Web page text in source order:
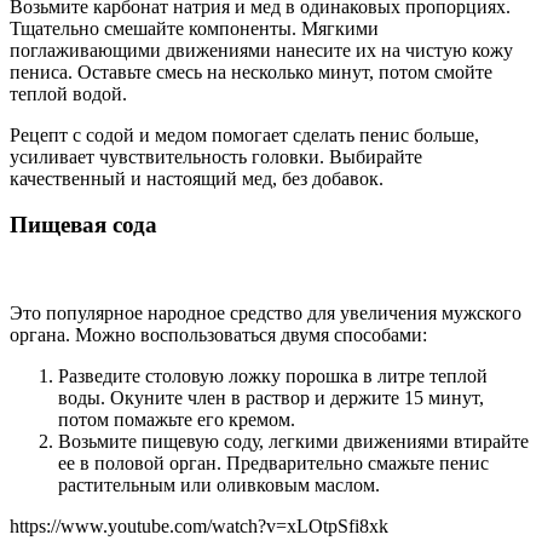
Возьмите карбонат натрия и мед в одинаковых пропорциях.
Тщательно смешайте компоненты. Мягкими
поглаживающими движениями нанесите их на чистую кожу
пениса. Оставьте смесь на несколько минут, потом смойте
теплой водой.
Рецепт с содой и медом помогает сделать пенис больше,
усиливает чувствительность головки. Выбирайте
качественный и настоящий мед, без добавок.
Пищевая сода
Это популярное народное средство для увеличения мужского
органа. Можно воспользоваться двумя способами:
Разведите столовую ложку порошка в литре теплой
воды. Окуните член в раствор и держите 15 минут,
потом помажьте его кремом.
Возьмите пищевую соду, легкими движениями втирайте
ее в половой орган. Предварительно смажьте пенис
растительным или оливковым маслом.
https://www.youtube.com/watch?v=xLOtpSfi8xk